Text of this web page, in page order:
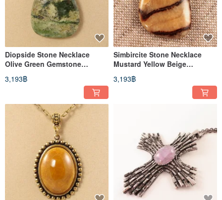
Diopside Stone Necklace
Olive Green Gemstone
Necklace
3,193฿
Simbircite Stone Necklace
Mustard Yellow Beige
Jewelry
3,193฿